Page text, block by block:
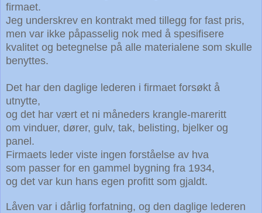
firmaet.
Jeg underskrev en kontrakt med tillegg for fast pris,
men var ikke påpasselig nok med å spesifisere
kvalitet og betegnelse på alle materialene som skulle
benyttes.
Det har den daglige lederen i firmaet forsøkt å
utnytte,
og det har vært et ni måneders krangle-mareritt
om vinduer, dører, gulv, tak, belisting, bjelker og
panel.
Firmaets leder viste ingen forståelse av hva
som passer for en gammel bygning fra 1934,
og det var kun hans egen profitt som gjaldt.
Låven var i dårlig forfatning, og den daglige lederen